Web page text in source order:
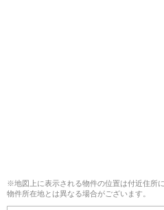
※地図上に表示される物件の位置は付近住所
物件所在地とは異なる場合がございます。